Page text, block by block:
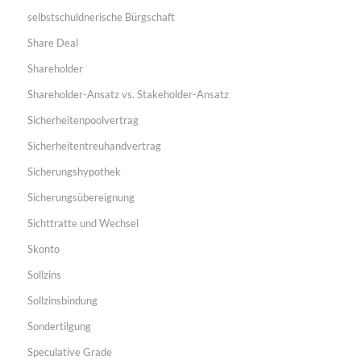
selbstschuldnerische Bürgschaft
Share Deal
Shareholder
Shareholder-Ansatz vs. Stakeholder-Ansatz
Sicherheitenpoolvertrag
Sicherheitentreuhandvertrag
Sicherungshypothek
Sicherungsübereignung
Sichttratte und Wechsel
Skonto
Sollzins
Sollzinsbindung
Sondertilgung
Speculative Grade